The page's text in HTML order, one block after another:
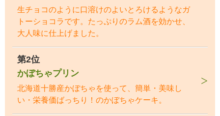
生チョコのように口溶けのよいとろけるようなガ
トーショコラです。たっぷりのラム酒を効かせ、
大人味に仕上げました。
第2位
かぼちゃプリン
北海道十勝産かぼちゃを使って、簡単・美味し
い・栄養価ばっちり！のかぼちゃケーキ。